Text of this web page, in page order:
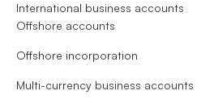
International business accounts
Offshore accounts
Offshore incorporation
Multi-currency business accounts